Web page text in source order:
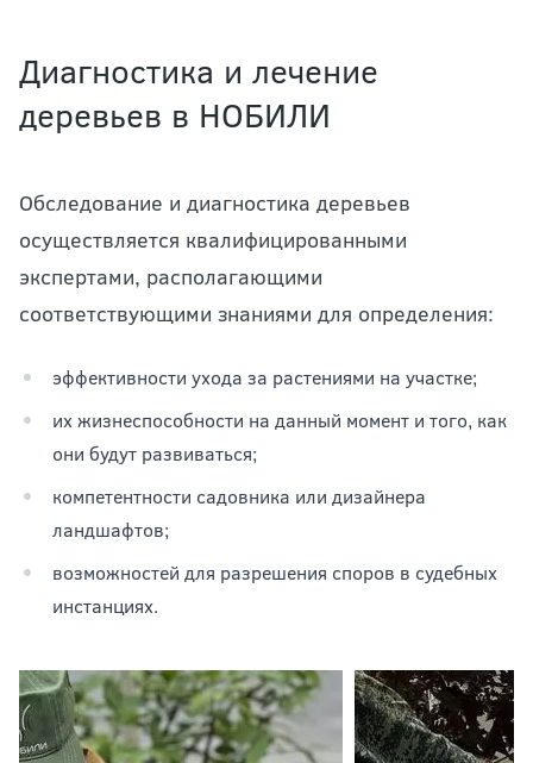
Диагностика и лечение
деревьев в НОБИЛИ
Обследование и диагностика деревьев
осуществляется квалифицированными
экспертами, располагающими
соответствующими знаниями для определения:
эффективности ухода за растениями на участке;
их жизнеспособности на данный момент и того, как
они будут развиваться;
компетентности садовника или дизайнера
ландшафтов;
возможностей для разрешения споров в судебных
инстанциях.